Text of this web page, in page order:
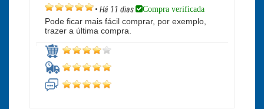
• Há 11 dias Compra verificada
Pode ficar mais fácil comprar, por exemplo,
trazer a última compra.